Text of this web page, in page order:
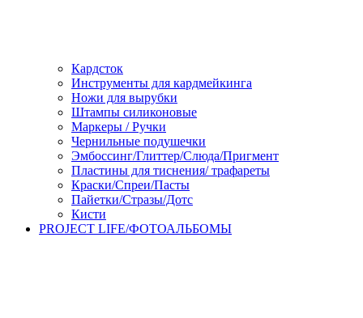
Кардсток
Инструменты для кардмейкинга
Ножи для вырубки
Штампы силиконовые
Маркеры / Ручки
Чернильные подушечки
Эмбоссинг/Глиттер/Слюда/Пригмент
Пластины для тиснения/ трафареты
Краски/Спреи/Пасты
Пайетки/Стразы/Дотс
Кисти
PROJECT LIFE/ФОТОАЛЬБОМЫ